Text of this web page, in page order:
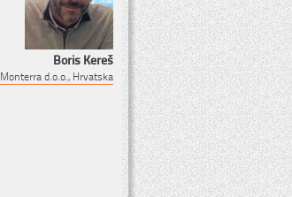
Boris Kereš
Monterra d.o.o., Hrvatska